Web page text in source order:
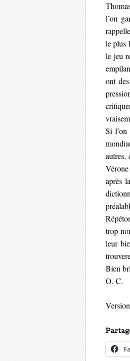
l’on
le plus
le jeu
ont
Si
autres,
après
trop
leur
Bien
O. C.